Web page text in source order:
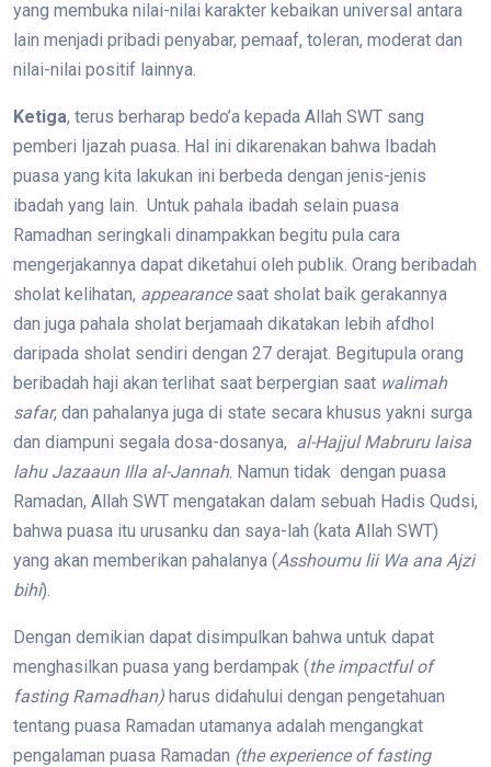
yang membuka nilai-nilai karakter kebaikan universal antara
lain menjadi pribadi penyabar, pemaaf, toleran, moderat dan
nilai-nilai positif lainnya.
Ketiga, terus berharap bedo’a kepada Allah SWT sang
pemberi Ijazah puasa. Hal ini dikarenakan bahwa Ibadah
puasa yang kita lakukan ini berbeda dengan jenis-jenis
ibadah yang lain. Untuk pahala ibadah selain puasa
Ramadhan seringkali dinampakkan begitu pula cara
mengerjakannya dapat diketahui oleh publik. Orang beribadah
sholat kelihatan, appearancesaat sholat baik gerakannya
dan juga pahala sholat berjamaah dikatakan lebih afdhol
daripada sholat sendiri dengan 27 derajat. Begitupula orang
beribadah haji akan terlihat saat berpergian saat walimah
safar, dan pahalanya juga di state secara khusus yakni surga
dan diampuni segala dosa-dosanya, al-Hajjul Mabruru laisa
lahu Jazaaun Illa al-Jannah. Namun tidak dengan puasa
Ramadan, Allah SWT mengatakan dalam sebuah Hadis Qudsi,
bahwa puasa itu urusanku dan saya-lah (kata Allah SWT)
yang akan memberikan pahalanya (Asshoumu lii Wa ana Ajzi
bihi).
Dengan demikian dapat disimpulkan bahwa untuk dapat
menghasilkan puasa yang berdampak (the impactful of
fasting Ramadhan) harus didahului dengan pengetahuan
tentang puasa Ramadan utamanya adalah mengangkat
pengalaman puasa Ramadan (the experience of fasting